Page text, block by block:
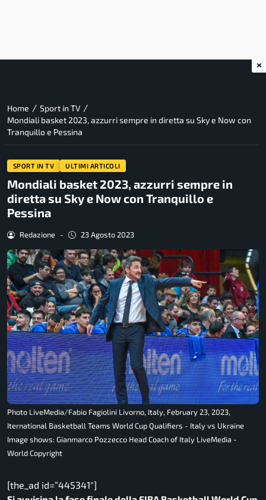
Home / Sport in TV /
Mondiali basket 2023, azzurri sempre in diretta su Sky e Now con
Tranquillo e Pessina
SPORT IN TV ULTIMI ARTICOLI
Mondiali basket 2023, azzurri sempre in
diretta su Sky e Now con Tranquillo e
Pessina
Redazione - 23 Agosto 2023
Photo LiveMedia/Fabio Fagiolini Livorno, Italy, February 23, 2023,
Iternational Basketball Teams World Cup Qualifiers - Italy vs Ukraine
Image shows: Gianmarco Pozzecco Head Coach of Italy LiveMedia -
World Copyright
[the_ad id=”445341″]
×